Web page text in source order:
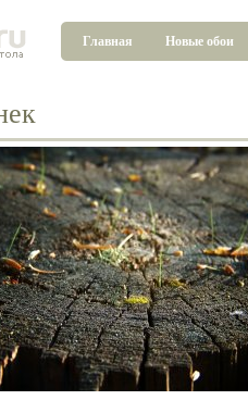
Главная Новые обои